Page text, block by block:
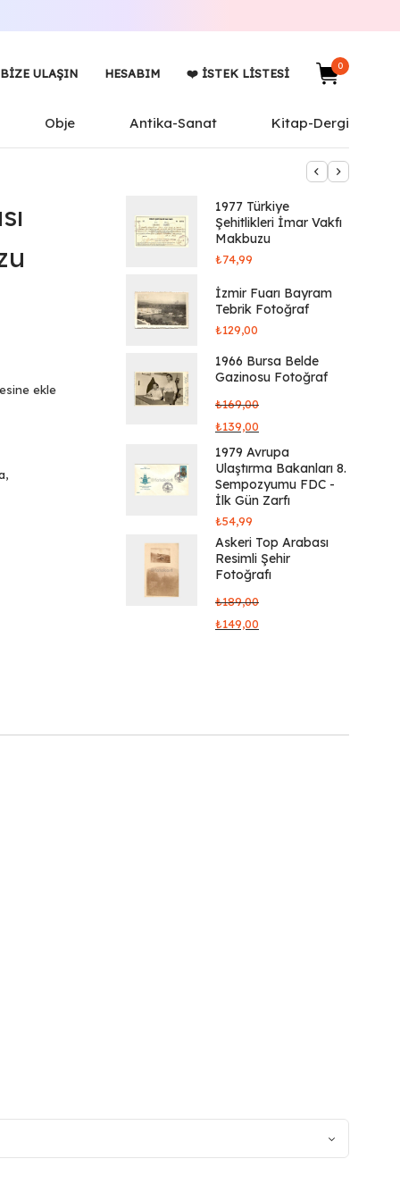
BIZE ULAŞIN HESABIM ❤️ İSTEK LISTESI
0
Obje Antika-Sanat Kitap-Dergi
ekle
,
1977 Türkiye
Şehitlikleri İmar Vakfı
Makbuzu
₺74,99
İzmir Fuarı Bayram
Tebrik Fotoğraf
₺129,00
1966 Bursa Belde
Gazinosu Fotoğraf
₺169,00
₺139,00
1979 Avrupa
Ulaştırma Bakanları 8.
Sempozyumu FDC -
İlk Gün Zarfı
₺54,99
Askeri Top Arabası
Resimli Şehir
Fotoğrafı
₺189,00
₺149,00